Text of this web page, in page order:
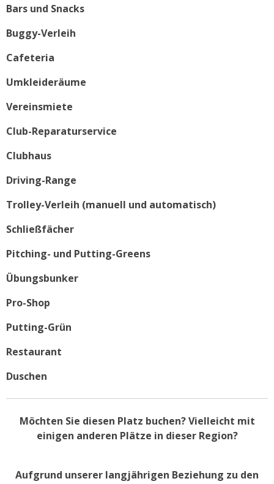
Bars und Snacks
Buggy-Verleih
Cafeteria
Umkleideräume
Vereinsmiete
Club-Reparaturservice
Clubhaus
Driving-Range
Trolley-Verleih (manuell und automatisch)
Schließfächer
Pitching- und Putting-Greens
Übungsbunker
Pro-Shop
Putting-Grün
Restaurant
Duschen
Möchten Sie diesen Platz buchen? Vielleicht mit
einigen anderen Plätze in dieser Region?
Aufgrund unserer langjährigen Beziehung zu den